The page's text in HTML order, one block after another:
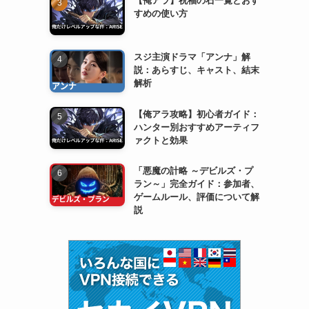
すめの使い方
スジ主演ドラマ「アンナ」解
説：あらすじ、キャスト、結末
解析
【俺アラ攻略】初心者ガイド：
ハンター別おすすめアーティフ
ァクトと効果
「悪魔の計略 ～デビルズ・プ
ラン～」完全ガイド：参加者、
ゲームルール、評価について解
説